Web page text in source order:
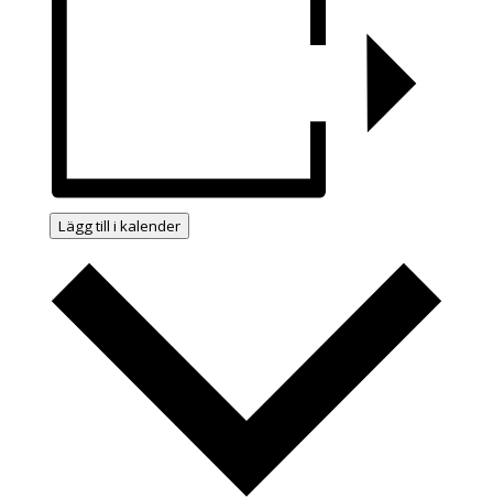
Lägg till i kalender